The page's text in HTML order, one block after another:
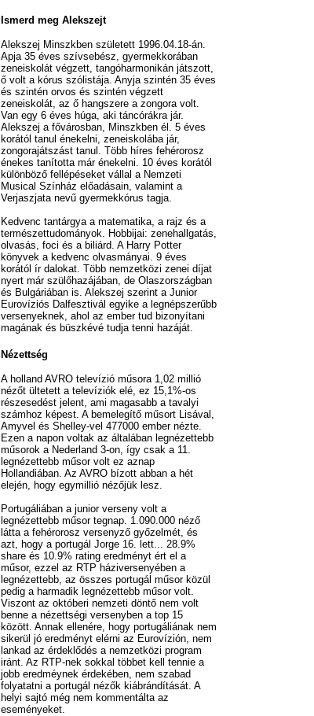
Ismerd meg Alekszejt
Alekszej Minszkben született 1996.04.18-án.
Apja 35 éves szívsebész, gyermekkorában
zeneiskolát végzett, tangóharmonikán játszott,
ő volt a kórus szólistája. Anyja szintén 35 éves
és szintén orvos és szintén végzett
zeneiskolát, az ő hangszere a zongora volt.
Van egy 6 éves húga, aki táncórákra jár.
Alekszej a fővárosban, Minszkben él. 5 éves
korától tanul énekelni, zeneiskolába jár,
zongorajátszást tanul. Több híres fehérorosz
énekes tanította már énekelni. 10 éves korától
különböző fellépéseket vállal a Nemzeti
Musical Színház előadásain, valamint a
Verjaszjata nevű gyermekkórus tagja.
Kedvenc tantárgya a matematika, a rajz és a
természettudományok. Hobbijai: zenehallgatás,
olvasás, foci és a biliárd. A Harry Potter
könyvek a kedvenc olvasmányai. 9 éves
korától ír dalokat. Több nemzetközi zenei díjat
nyert már szülőhazájában, de Olaszországban
és Bulgáriában is. Alekszej szerint a Junior
Eurovíziós Dalfesztivál egyike a legnépszerűbb
versenyeknek, ahol az ember tud bizonyítani
magának és büszkévé tudja tenni hazáját.
Nézettség
A holland AVRO televízió műsora 1,02 millió
nézőt ültetett a televíziók elé, ez 15,1%-os
részesedést jelent, ami magasabb a tavalyi
számhoz képest. A bemelegítő műsort Lisával,
Amyvel és Shelley-vel 477000 ember nézte.
Ezen a napon voltak az általában legnézettebb
műsorok a Nederland 3-on, így csak a 11.
legnézettebb műsor volt ez aznap
Hollandiában. Az AVRO bízott abban a hét
elején, hogy egymillió nézőjük lesz.
Portugáliában a junior verseny volt a
legnézettebb műsor tegnap. 1.090.000 néző
látta a fehérorosz versenyző győzelmét, és
azt, hogy a portugál Jorge 16. lett... 28.9%
share és 10.9% rating eredményt ért el a
műsor, ezzel az RTP háziversenyében a
legnézettebb, az összes portugál műsor közül
pedig a harmadik legnézettebb műsor volt.
Viszont az októberi nemzeti döntő nem volt
benne a nézettségi versenyben a top 15
között. Annak ellenére, hogy portugáliának nem
sikerül jó eredményt elérni az Eurovízión, nem
lankad az érdeklődés a nemzetközi program
iránt. Az RTP-nek sokkal többet kell tennie a
jobb eredméynek érdekében, nem szabad
folyatatni a portugál nézők kiábrándítását. A
helyi sajtó még nem kommentálta az
eseményeket.